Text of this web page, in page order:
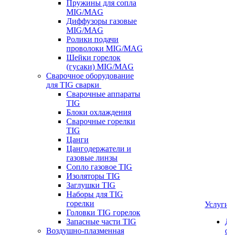
Пружины для сопла
MIG/MAG
Диффузоры газовые
MIG/MAG
Ролики подачи
проволоки MIG/MAG
Шейки горелок
(гусаки) MIG/MAG
Сварочное оборудование
для TIG сварки
Сварочные аппараты
TIG
Блоки охлаждения
Сварочные горелки
TIG
Цанги
Цангодержатели и
газовые линзы
Сопло газовое TIG
Изоляторы TIG
Заглушки TIG
Наборы для TIG
горелки
Головки TIG горелок
Запасные части TIG
Воздушно-плазменная